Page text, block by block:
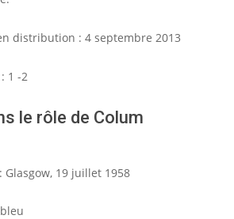
distribution : 4 septembre 2013
1 -2
le rôle de Colum
Glasgow, 19 juillet 1958